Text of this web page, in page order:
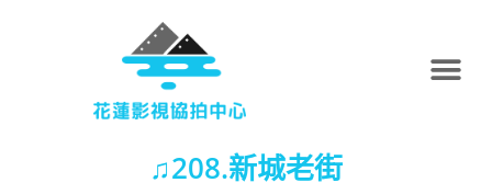
♫208.新城老街